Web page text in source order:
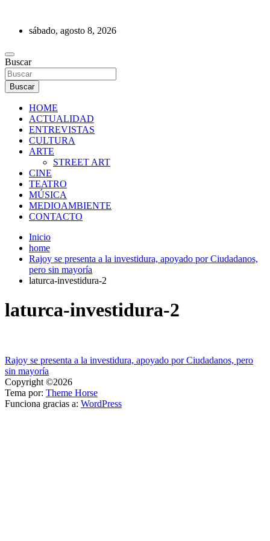
contenidosábado, agosto 8, 2026
REVISTA DE PRENSA
Buscar
Buscar
HOME
ACTUALIDAD
ENTREVISTAS
CULTURA
ARTE
STREET ART
CINE
TEATRO
MÚSICA
MEDIOAMBIENTE
CONTACTO
Inicio
home
Rajoy se presenta a la investidura, apoyado por Ciudadanos,
pero sin mayoría
laturca-investidura-2
laturca-investidura-2
Navegación
de
entradas
Rajoy se presenta a la investidura, apoyado por Ciudadanos, pero
sin mayoría
Copyright ©2026
Tema por: Theme Horse
Funciona gracias a: WordPress